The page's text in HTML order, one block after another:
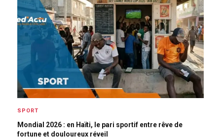
SPORT
Mondial 2026 : en Haïti, le pari sportif entre rêve de
fortune et douloureux réveil